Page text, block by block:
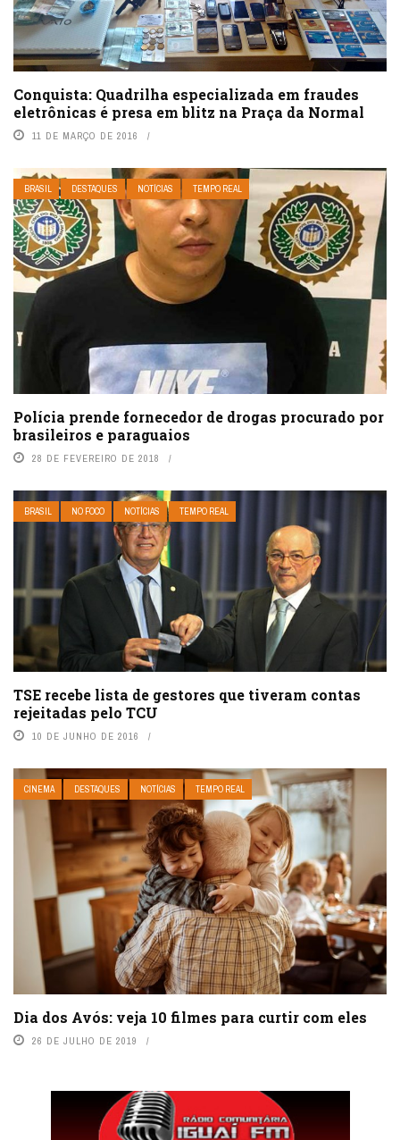
Conquista: Quadrilha especializada em fraudes
eletrônicas é presa em blitz na Praça da Normal
11 DE MARÇO DE 2016
BRASIL DESTAQUES NOTÍCIAS TEMPO REAL
Polícia prende fornecedor de drogas procurado por
brasileiros e paraguaios
28 DE FEVEREIRO DE 2018
BRASIL NO FOCO NOTÍCIAS TEMPO REAL
TSE recebe lista de gestores que tiveram contas
rejeitadas pelo TCU
10 DE JUNHO DE 2016
CINEMA DESTAQUES NOTÍCIAS TEMPO REAL
Dia dos Avós: veja 10 filmes para curtir com eles
26 DE JULHO DE 2019